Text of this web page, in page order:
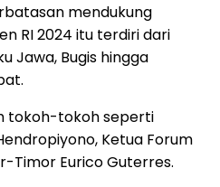
mendukung
RI 2024 itu terdiri dari
Jawa, Bugis hingga
tokoh-tokoh seperti
Ketua Forum
Timor Eurico Guterres.